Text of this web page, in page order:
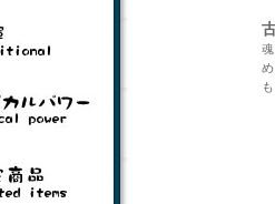
古来、日本では[花」といえば桜